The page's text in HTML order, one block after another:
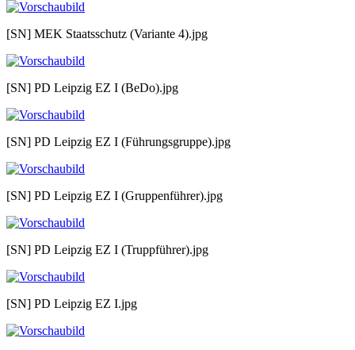
[SN] MEK Staatsschutz (Variante 4).jpg
[SN] PD Leipzig EZ I (BeDo).jpg
[SN] PD Leipzig EZ I (Führungsgruppe).jpg
[SN] PD Leipzig EZ I (Gruppenführer).jpg
[SN] PD Leipzig EZ I (Truppführer).jpg
[SN] PD Leipzig EZ I.jpg